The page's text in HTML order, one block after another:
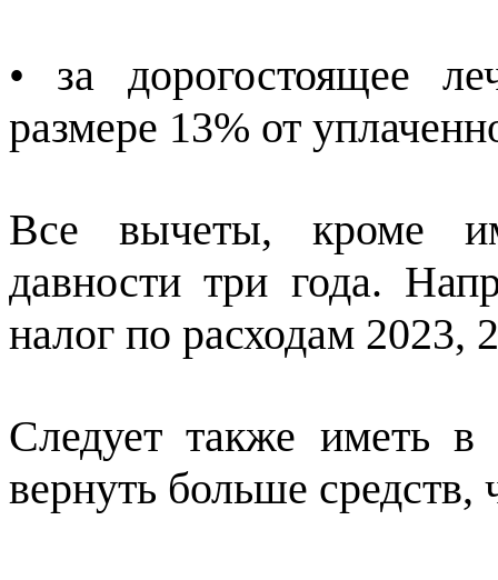
• за дорогостоящее
размере 13% от
Все вычеты, кроме
давности три года.
налог по расходам 2023,
Следует также иметь
вернуть больше